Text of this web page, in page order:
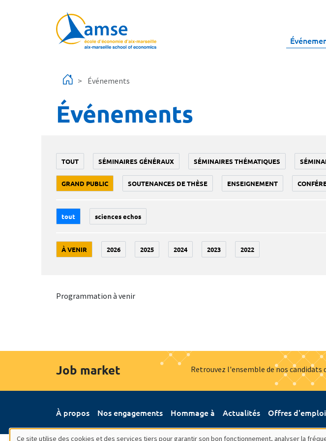
Événements
Événements
TOUT SÉMINAIRES GÉNÉRAUX SÉMINAIRES THÉMATIQUES
GRAND PUBLIC SOUTENANCES DE THÈSE ENSEIGNEMENT
tout sciences echos
À VENIR 2026 2025 2024 2023 2022
Programmation à venir
Job market Retrouvez l'ensemble de nos
À propos Nos engagements Hommage à Actualités Offres d'emploi
Ce site utilise des cookies et des services tiers pour garantir son bon fonctionnement, analyser la